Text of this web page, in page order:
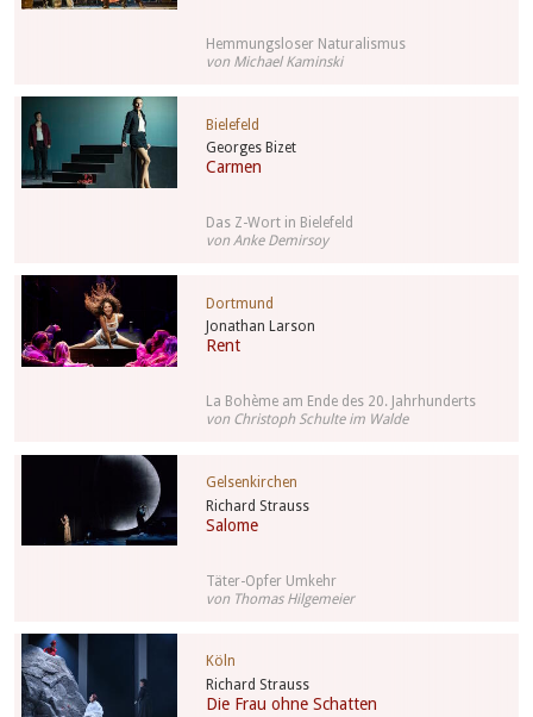
Hemmungsloser Naturalismus
von Michael Kaminski
Georges Bizet
Carmen
Bielefeld
Das Z-Wort in Bielefeld
von Anke Demirsoy
Jonathan Larson
Rent
Dortmund
La Bohème am Ende des 20. Jahrhunderts
von Christoph Schulte im Walde
Richard Strauss
Salome
Gelsenkirchen
Täter-Opfer Umkehr
von Thomas Hilgemeier
Richard Strauss
Die Frau ohne Schatten
Köln